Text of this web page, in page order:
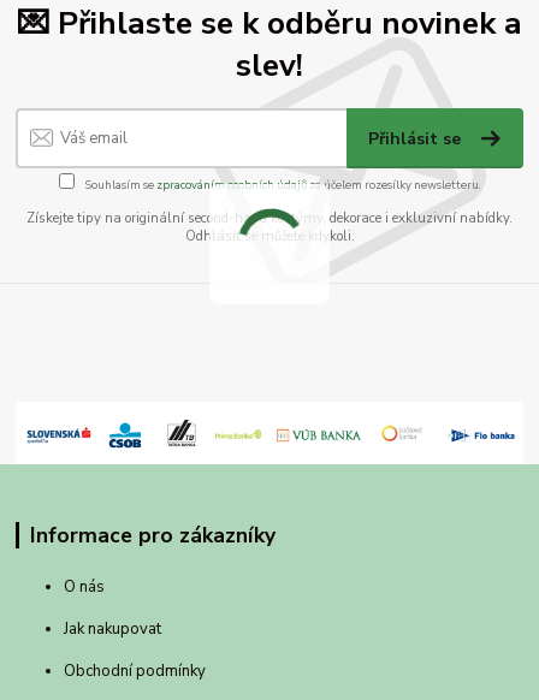
💌 Přihlaste se k odběru novinek a
slev!
Přihlásit se
Souhlasím se zpracováním osobních údajůza účelem rozesílky newsletteru.
Získejte tipy na originální second-hand kostýmy, dekorace i exkluzivní nabídky.
Odhlásit se můžete kdykoli.
Informace pro zákazníky
O nás
Jak nakupovat
Obchodní podmínky